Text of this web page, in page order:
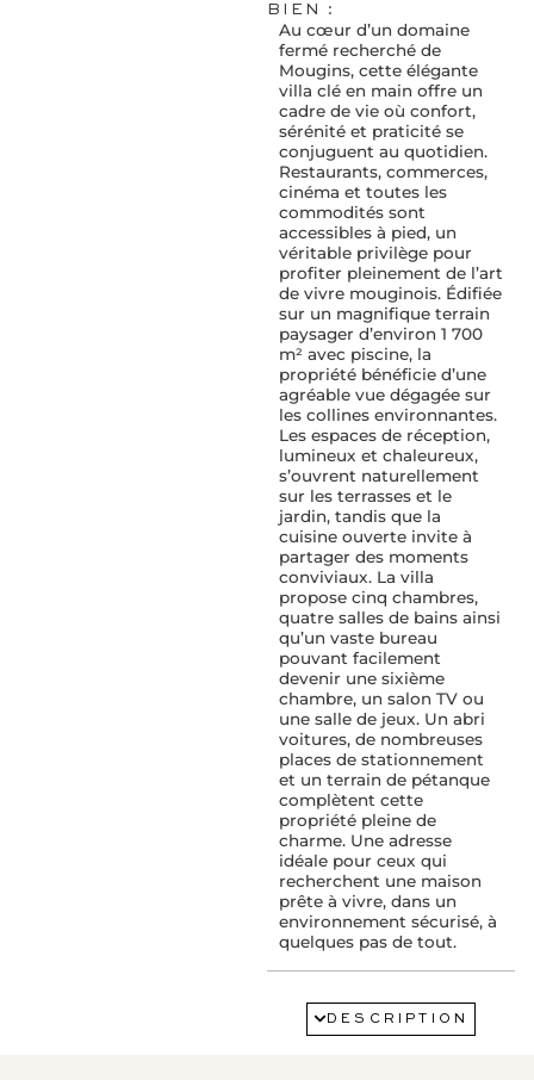
BIEN :
Au cœur d’un domaine
fermé recherché de
Mougins, cette élégante
villa clé en main offre un
cadre de vie où confort,
sérénité et praticité se
conjuguent au quotidien.
Restaurants, commerces,
cinéma et toutes les
commodités sont
accessibles à pied, un
véritable privilège pour
profiter pleinement de l’art
de vivre mouginois. Édifiée
sur un magnifique terrain
paysager d’environ 1 700
m² avec piscine, la
propriété bénéficie d’une
agréable vue dégagée sur
les collines environnantes.
Les espaces de réception,
lumineux et chaleureux,
s’ouvrent naturellement
sur les terrasses et le
jardin, tandis que la
cuisine ouverte invite à
partager des moments
conviviaux. La villa
propose cinq chambres,
quatre salles de bains ainsi
qu’un vaste bureau
pouvant facilement
devenir une sixième
chambre, un salon TV ou
une salle de jeux. Un abri
voitures, de nombreuses
places de stationnement
et un terrain de pétanque
complètent cette
propriété pleine de
charme. Une adresse
idéale pour ceux qui
recherchent une maison
prête à vivre, dans un
environnement sécurisé, à
quelques pas de tout.
SERVICES :
Abri de voiture
Air conditionné
DESCRIPTION